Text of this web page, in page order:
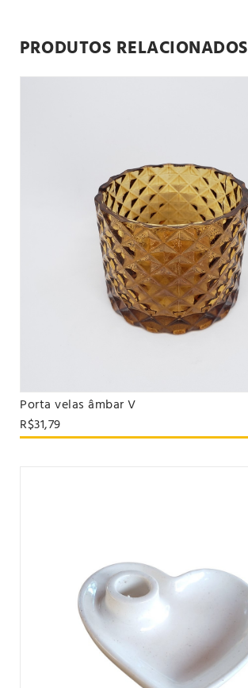
PRODUTOS RELACIONADOS
VER PRODUTO
Porta velas âmbar V
R$31,79